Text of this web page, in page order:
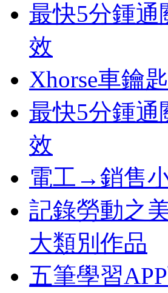
最快5分鍾
效
Xhorse車鑰
最快5分鍾
效
電工→銷售
記錄勞動之
大類別作品
五筆學習